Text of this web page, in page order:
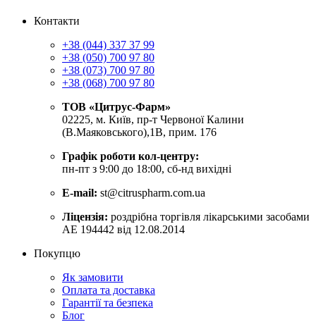
Контакти
+38 (044) 337 37 99
+38 (050) 700 97 80
+38 (073) 700 97 80
+38 (068) 700 97 80
ТОВ «Цитрус-Фарм»
02225, м. Київ, пр-т Червоної Калини
(В.Маяковського),1В, прим. 176
Графік роботи кол-центру:
пн-пт з 9:00 до 18:00, сб-нд вихідні
E-mail: st@citruspharm.com.ua
Ліцензія: роздрібна торгівля лікарськими засобами
АЕ 194442 від 12.08.2014
Покупцю
Як замовити
Оплата та доставка
Гарантії та безпека
Блог